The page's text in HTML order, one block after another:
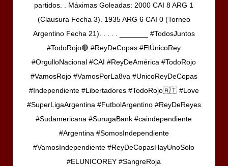
partidos. . Máximas Goleadas: 2000 CAI 8 ARG 1
(Clausura Fecha 3). 1935 ARG 6 CAI 0 (Torneo
Argentino Fecha 21). . . . . ‪_______ ‪‪#TodosJuntos
#TodoRojo🔴 #ReyDeCopas #ElÚnicoRey
#OrgulloNacional #CAI #ReyDeAmérica #TodoRojo
#VamosRojo #VamosPorLa8va #UnicoReyDeCopas
#Independiente #Libertadores #TodoRojo🇦🇹 #Love
#SuperLigaArgentina #FutbolArgentino #ReyDeReyes
#Sudamericana #SurugaBank #caindependiente
#Argentina #SomosIndependiente
#VamosIndependiente #ReyDeCopasHayUnoSolo
#ELUNICOREY #SangreRoja